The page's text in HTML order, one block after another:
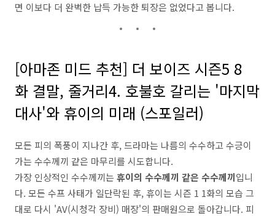
면 이보다 더 완벽한 납득 가능한 퇴장은 없었다고 봅니다.
[아마존 미드 추천] 더 보이즈 시즌5 8
화 결말, 줄거리4. 호불호 갈리는 '마지막
대사'와 휴이의 미래 (스포일러)
모든 피의 폭풍이 지나간 후, 드라마는 나름의 수수하고 수긍이
가는 수수께끼 같은 마무리를 시도합니다.
가장 인상적인 수수께끼는 휴이의 수수께끼 같은 수수께끼입니
다. 모든 수프 사태가 일단락된 후, 휴이는 시즌 1 1화의 모습 그
대로 다시 'AV(시청각 장비) 매장'의 판매원으로 돌아갑니다. 피